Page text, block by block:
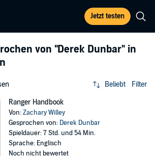
Jetzt testen
von "Derek Dunbar" in
Beliebt Filter
Ranger Handbook
Von:Zachary Willey
Gesprochen von: Derek Dunbar
Spieldauer: 7 Std. und 54 Min.
Sprache: Englisch
Noch nicht bewertet